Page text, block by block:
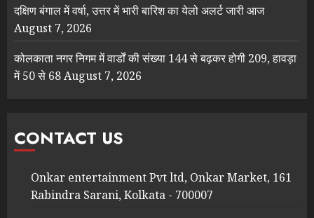
दक्षिण बंगाल में वर्षा, उत्तर में भारी बारिश का येलो अलर्ट जारी आज
August 7, 2026
कोलकाता नगर निगम में वार्डों की संख्या 144 से बढ़कर होगी 209, हावड़ा
में 50 से 68August 7, 2026
CONTACT US
Onkar entertainment Pvt ltd, Onkar Market, 161
Rabindra Sarani, Kolkata - 700007